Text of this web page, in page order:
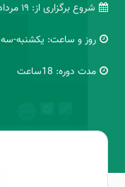
شروع برگزاری از: ۱۹ مرداد ۱۴۰۴
روز و ساعت: یکشنبه-سه
مدت دوره: 18ساعت